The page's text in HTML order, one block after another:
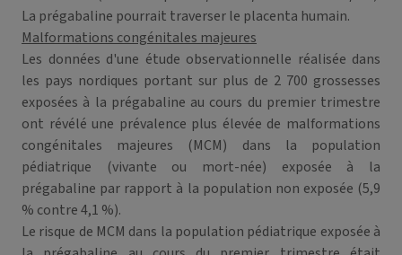
La prégabaline pourrait traverser le placenta humain.
Malformations congénitales majeures
Les données d'une étude observationnelle réalisée dans
les pays nordiques portant sur plus de 2 700 grossesses
exposées à la prégabaline au cours du premier trimestre
ont révélé une prévalence plus élevée de malformations
congénitales majeures (MCM) dans la population
pédiatrique (vivante ou mort-née) exposée à la
prégabaline par rapport à la population non exposée (5,9
% contre 4,1 %).
Le risque de MCM dans la population pédiatrique exposée à